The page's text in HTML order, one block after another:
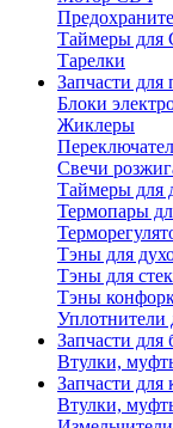
Таймеры для
Тарелки
Запчасти для
Блоки
Жиклеры
Свечи
Таймеры для
Термопары
Тэны для
Тэны для
Тэны
Уплотнители
Запчасти для
Втулки,
Запчасти
Втулки,